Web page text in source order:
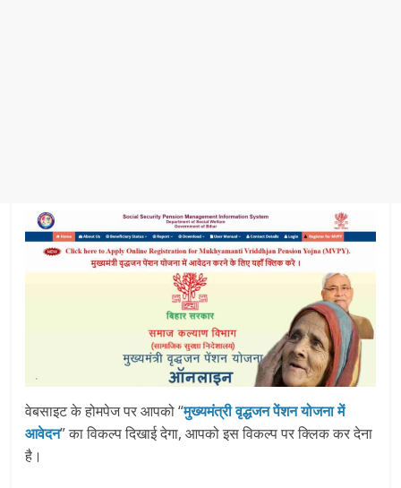
वेबसाइट के होमपेज पर आपको “मुख्यमंत्री वृद्धजन पेंशन योजना में
आवेदन” का विकल्प दिखाई देगा, आपको इस विकल्प पर क्लिक कर देना
है।